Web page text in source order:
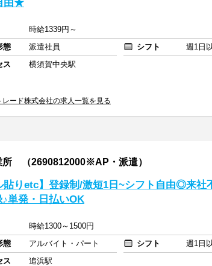
由★
時給1339円～
態
派遣社員 シフト
週1日
ス
横須賀中央駅
レード株式会社の求人一覧を見る
（2690812000※AP・派遣）
貼りetc】登録制/激短1日~シフト自由◎来社
単発・日払いOK
時給1300～1500円
態
アルバイト・パート シフト
週1日
ス
追浜駅